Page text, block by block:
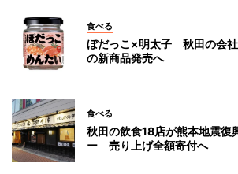
食べる
ぼだっこ×明太子 秋田の会社
の新商品発売へ
食べる
秋田の飲食18店が熊本地震復
ー 売り上げ全額寄付へ